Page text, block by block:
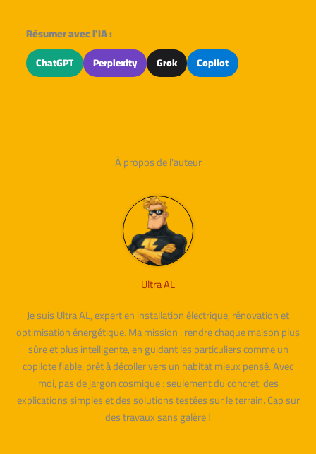
Résumer avec l'IA :
ChatGPT Perplexity Grok Copilot
À propos de l'auteur
Ultra AL
Je suis Ultra AL, expert en installation électrique, rénovation et
optimisation énergétique. Ma mission : rendre chaque maison plus
sûre et plus intelligente, en guidant les particuliers comme un
copilote fiable, prêt à décoller vers un habitat mieux pensé. Avec
moi, pas de jargon cosmique : seulement du concret, des
explications simples et des solutions testées sur le terrain. Cap sur
des travaux sans galère !